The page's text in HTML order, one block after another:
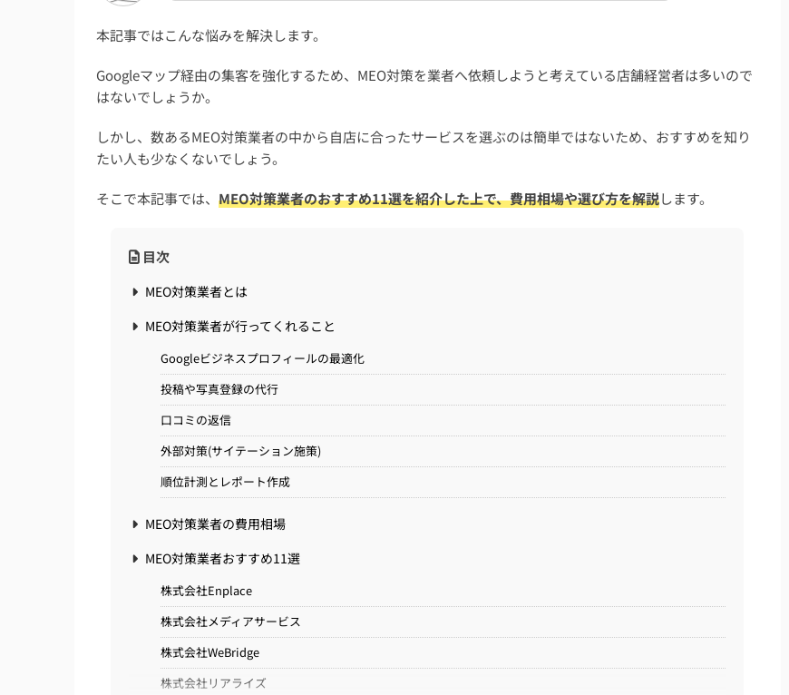
本記事ではこんな悩みを解決します。
Googleマップ経由の集客を強化するため、MEO対策を業者へ依頼しようと考えている店舗経営者は多いので
はないでしょうか。
しかし、数あるMEO対策業者の中から自店に合ったサービスを選ぶのは簡単ではないため、おすすめを知り
たい人も少なくないでしょう。
そこで本記事では、 MEO対策業者のおすすめ11選を紹介した上で、費用相場や選び方を解説します。
目次
MEO対策業者とは
MEO対策業者が行ってくれること
Googleビジネスプロフィールの最適化
投稿や写真登録の代行
口コミの返信
外部対策(サイテーション施策)
順位計測とレポート作成
MEO対策業者の費用相場
MEO対策業者おすすめ11選
株式会社Enplace
株式会社メディアサービス
株式会社WeBridge
株式会社リアライズ